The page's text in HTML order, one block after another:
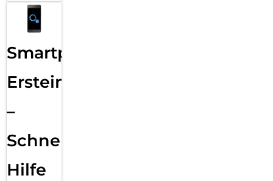
Smartphone
Ersteinrichtung
–
Schnelle
Hilfe